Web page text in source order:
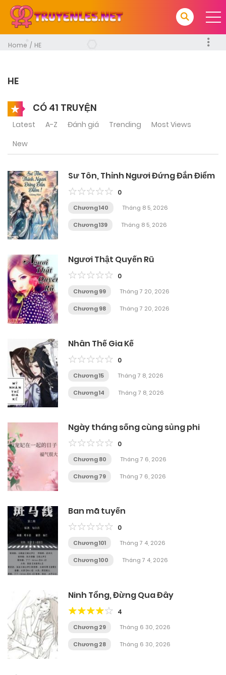
Home HE
HE
CÓ 41 TRUYỆN
Latest A-Z Đánh giá Trending
Most Views
New
Sư Tôn, Thỉnh Ngươi Đứng Đắn Điểm
0
Chương 140 Tháng 8 5, 2026
Chương 139 Tháng 8 5, 2026
Ngươi Thật Quyến Rũ
0
Chương 99 Tháng 7 20, 2026
Chương 98 Tháng 7 20, 2026
Nhân Thế Gia Kế
0
Chương 15 Tháng 7 8, 2026
Chương 14 Tháng 7 8, 2026
Ngày tháng sống cùng sủng phi
0
Chương 80 Tháng 7 6, 2026
Chương 79 Tháng 7 6, 2026
Ban mã tuyến
0
Chương 101 Tháng 7 4, 2026
Chương 100 Tháng 7 4, 2026
Ninh Tổng, Đừng Qua Đây
4
Chương 29 Tháng 6 30, 2026
Chương 28 Tháng 6 30, 2026